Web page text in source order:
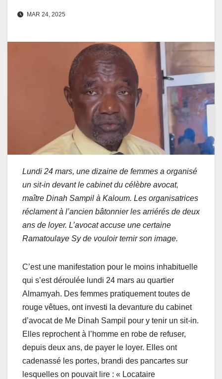
MAR 24, 2025
Lundi 24 mars, une dizaine de femmes a organisé
un sit-in devant le cabinet du célèbre avocat,
maître Dinah Sampil à Kaloum. Les organisatrices
réclament à l’ancien bâtonnier les arriérés de deux
ans de loyer. L’avocat accuse une certaine
Ramatoulaye Sy de vouloir ternir son image.
C’est une manifestation pour le moins inhabituelle
qui s’est déroulée lundi 24 mars au quartier
Almamyah. Des femmes pratiquement toutes de
rouge vêtues, ont investi la devanture du cabinet
d’avocat de Me Dinah Sampil pour y tenir un sit-in.
Elles reprochent à l’homme en robe de refuser,
depuis deux ans, de payer le loyer. Elles ont
cadenassé les portes, brandi des pancartes sur
lesquelles on pouvait lire : « Locataire